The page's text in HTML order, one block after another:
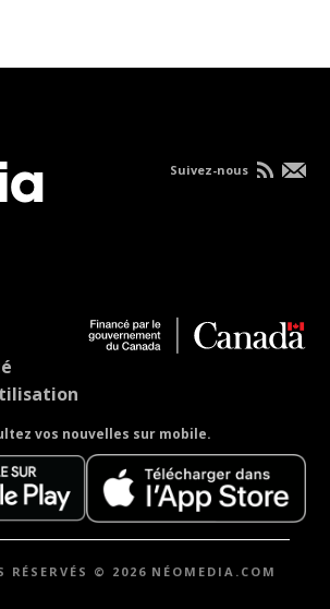
vos nouvelles sur mobile.
Suivez-nous
RÉSERVÉS © 2026 NÉOMEDIA.COM